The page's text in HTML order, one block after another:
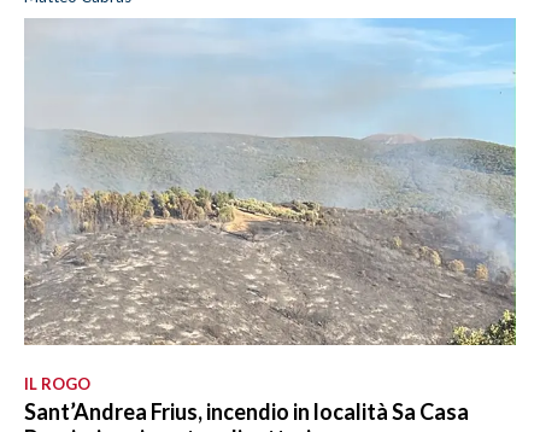
IL ROGO
Sant’Andrea Frius, incendio in località Sa Casa